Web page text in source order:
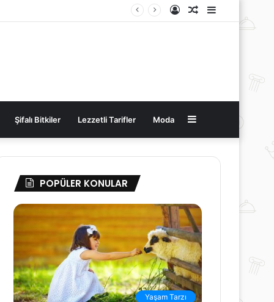
Kenar
Bölmesi
Rastgele
Kayıt
Şifalı Bitkiler Lezzetli Tarifler Moda Kenar
Bölmesi
POPÜLER KONULAR
Yaşam Tarzı